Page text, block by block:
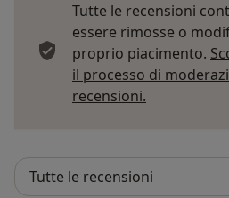
Tutte le recensioni
essere rimosse o
proprio piacimento.
il processo di
recensioni.